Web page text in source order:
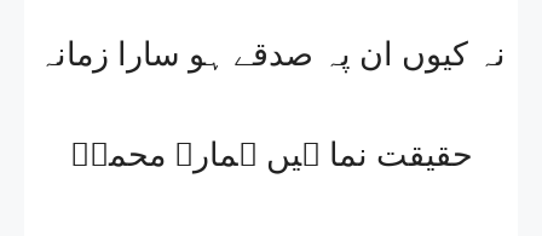
نہ کیوں ان پہ صدقے ہو سارا زمانہ
حقیقت نما ہیں ہمارے محمدؐ